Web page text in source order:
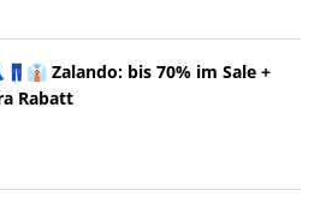
Zalando: bis 70% im Sale +
Rabatt